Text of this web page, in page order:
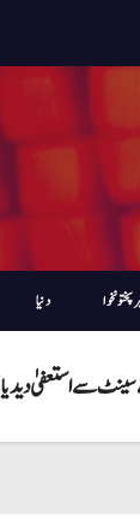
دنیا
سے استعفیٰ دیدیا